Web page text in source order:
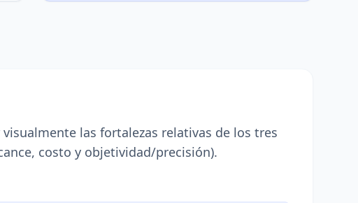
las fortalezas relativas de los tres
costo y objetividad/precisión).